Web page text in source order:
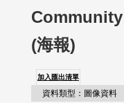
(海報)
加入匯出清單
資料類型：圖像資料